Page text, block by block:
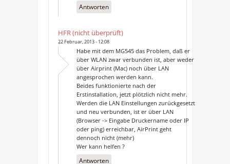
Antworten
HFR (nicht überprüft)
22 Februar, 2013 - 12:08
Habe mit dem MG545 das Problem, daß er
über WLAN zwar verbunden ist, aber weder
über Airprint (Mac) noch über LAN
angesprochen werden kann.
Beides funktionierte nach der
Erstinstallation, jetzt plötzlich nicht mehr.
Werden die LAN Einstellungen zurückgesetzt
und neu verbunden, ist er über LAN
(Browser -> Eingabe Druckername oder IP
oder ping) erreichbar, AirPrint geht
dennoch nicht (mehr)
Wer kann helfen ?
Antworten